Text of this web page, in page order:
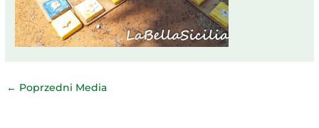
← Poprzedni Media